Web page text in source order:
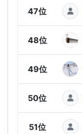
47位
48位
49位
50位
51位